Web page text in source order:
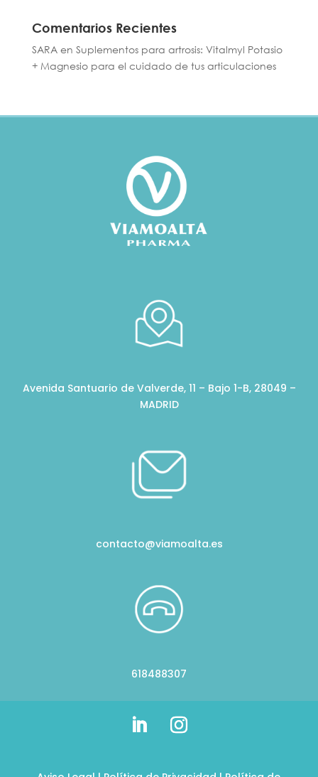
Comentarios Recientes
SARAen Suplementos para artrosis: Vitalmyl Potasio
+ Magnesio para el cuidado de tus articulaciones
Avenida Santuario de Valverde, 11 – Bajo 1-B, 28049 –
MADRID
contacto@viamoalta.es
618488307